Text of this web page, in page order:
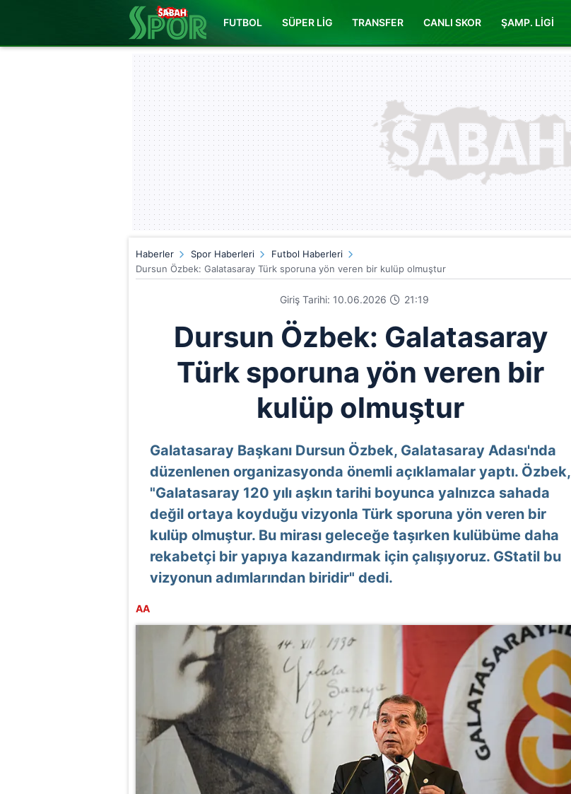
FUTBOL SÜPER LİG TRANSFER CANLI SKOR ŞAMP. LİGİ
Haberler Spor Haberleri
Futbol Haberleri
Dursun Özbek: Galatasaray Türk sporuna yön veren bir kulüp olmuştur
Giriş Tarihi: 10.06.2026 21:19
Dursun Özbek: Galatasaray
Türk sporuna yön veren bir
kulüp olmuştur
Galatasaray Başkanı Dursun Özbek, Galatasaray Adası'nda
düzenlenen organizasyonda önemli açıklamalar yaptı. Özbek,
"Galatasaray 120 yılı aşkın tarihi boyunca yalnızca sahada
değil ortaya koyduğu vizyonla Türk sporuna yön veren bir
kulüp olmuştur. Bu mirası geleceğe taşırken kulübüme daha
rekabetçi bir yapıya kazandırmak için çalışıyoruz. GStatil bu
vizyonun adımlarından biridir" dedi.
AA